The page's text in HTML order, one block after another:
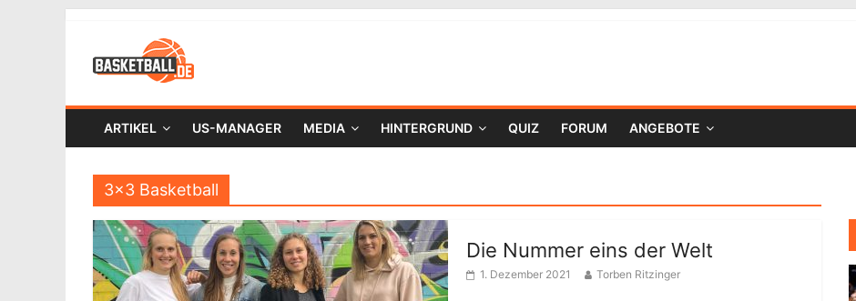
ARTIKEL US-MANAGER MEDIA HINTERGRUND QUIZ FORUM ANGEBOTE
3×3 Basketball
Die Nummer eins der Welt
1. Dezember 2021 Torben Ritzinger